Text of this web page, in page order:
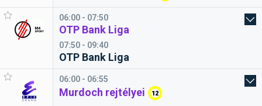
06:00 - 07:50
OTP Bank Liga
07:50 - 09:40
OTP Bank Liga
06:00 - 06:55
Murdoch rejtélyei 12